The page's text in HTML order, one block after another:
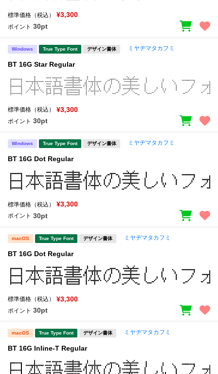
標準価格（税込） ¥3,300
ポイント 30pt
Windows True Type Font デザイン書体 ミヤヂマタカフミ
BT 16G Star Regular
標準価格（税込） ¥3,300
ポイント 30pt
Windows True Type Font デザイン書体 ミヤヂマタカフミ
BT 16G Dot Regular
標準価格（税込） ¥3,300
ポイント 30pt
macOS True Type Font デザイン書体 ミヤヂマタカフミ
BT 16G Dot Regular
標準価格（税込） ¥3,300
ポイント 30pt
macOS True Type Font デザイン書体 ミヤヂマタカフミ
BT 16G Inline-T Regular